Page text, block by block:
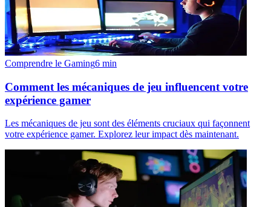
Comprendre le Gaming6 min
Comment les mécaniques de jeu influencent votre
expérience gamer
Les mécaniques de jeu sont des éléments cruciaux qui façonnent
votre expérience gamer. Explorez leur impact dès maintenant.